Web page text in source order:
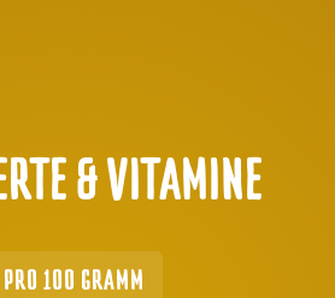
& VITAMINE
PRO 100 GRAMM